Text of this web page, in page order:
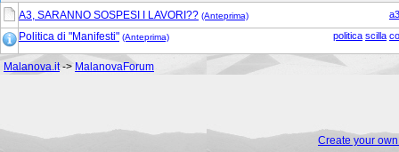
a3
A3, SARANNO SOSPESI I LAVORI?? (Anteprima)
politica scilla
Politica di "Manifesti" (Anteprima)
Malanova.it-> MalanovaForum
Create your